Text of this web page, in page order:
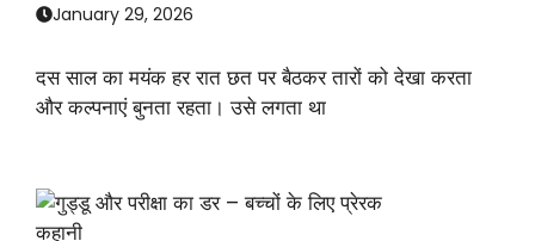
January 29, 2026
दस साल का मयंक हर रात छत पर बैठकर तारों को देखा करता
और कल्पनाएं बुनता रहता। उसे लगता था